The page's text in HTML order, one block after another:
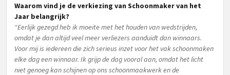
Waarom vind je de verkiezing van Schoonmaker van het
Jaar belangrijk?
“Eerlijk gezegd heb ik moeite met het houden van wedstrijden,
omdat je dan altijd veel meer verliezers aanduidt dan winnaars.
Voor mij is iedereen die zich serieus inzet voor het vak schoonmaken
elke dag een winnaar. Ik grijp de dag vooral aan, omdat het licht
niet genoeg kan schijnen op ons schoonmaakwerk en de